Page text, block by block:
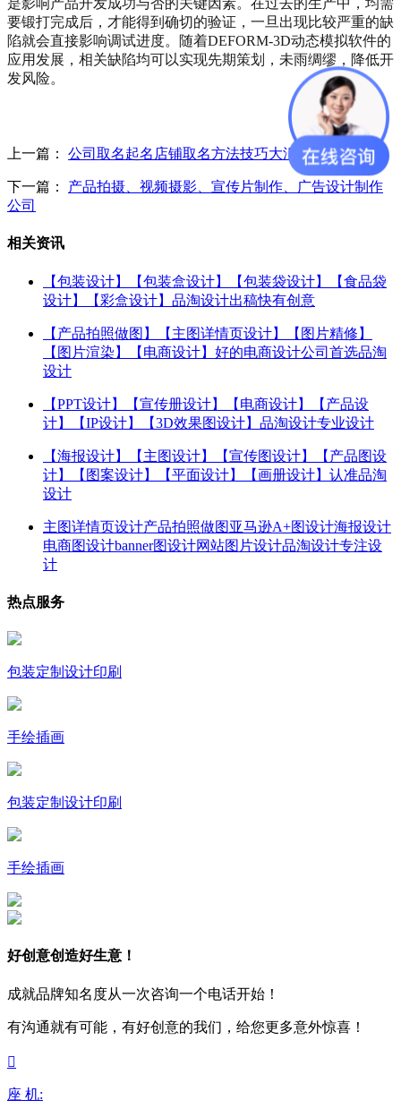
是影响产品开发成功与否的关键因素。在过去的生产中，均需
要锻打完成后，才能得到确切的验证，一旦出现比较严重的缺
陷就会直接影响调试进度。随着DEFORM-3D动态模拟软件的
应用发展，相关缺陷均可以实现先期策划，未雨绸缪，降低开
发风险。
上一篇： 公司取名起名店铺取名方法技巧大汇总
下一篇： 产品拍摄、视频摄影、宣传片制作、广告设计制作
公司
相关资讯
【包装设计】【包装盒设计】【包装袋设计】【食品袋
设计】【彩盒设计】品淘设计出稿快有创意
【产品拍照做图】【主图详情页设计】【图片精修】
【图片渲染】【电商设计】好的电商设计公司首选品淘
设计
【PPT设计】【宣传册设计】【电商设计】【产品设
计】【IP设计】【3D效果图设计】品淘设计专业设计
【海报设计】【主图设计】【宣传图设计】【产品图设
计】【图案设计】【平面设计】【画册设计】认准品淘
设计
主图详情页设计产品拍照做图亚马逊A+图设计海报设计
电商图设计banner图设计网站图片设计品淘设计专注设
计
热点服务
包装定制设计印刷
手绘插画
包装定制设计印刷
手绘插画
好创意创造好生意！
成就品牌知名度从一次咨询一个电话开始！
有沟通就有可能，有好创意的我们，给您更多意外惊喜！

座 机: